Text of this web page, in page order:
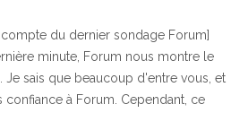
du dernier sondage Forum]
minute, Forum nous montre le
Je sais que beaucoup d'entre vous, et
confiance à Forum. Cependant, ce